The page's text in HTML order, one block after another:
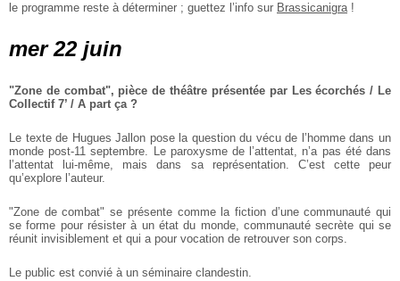
le programme reste à déterminer ; guettez l’info sur Brassicanigra!
mer 22 juin
"Zone de combat", pièce de théâtre présentée par Les écorchés / Le
Collectif 7’ / A part ça ?
Le texte de Hugues Jallon pose la question du vécu de l’homme dans un
monde post-11 septembre. Le paroxysme de l’attentat, n’a pas été dans
l’attentat lui-même, mais dans sa représentation. C’est cette peur
qu’explore l’auteur.
"Zone de combat" se présente comme la fiction d’une communauté qui
se forme pour résister à un état du monde, communauté secrète qui se
réunit invisiblement et qui a pour vocation de retrouver son corps.
Le public est convié à un séminaire clandestin.